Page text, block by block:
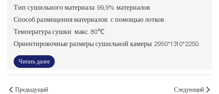
Тип сушильного материала: 99,9% материалов
Способ размещения материалов: с помощью лотков.
Температура сушки: макс. 80℃
Ориентировочные размеры сушильной камеры: 2950*1310*2250
Читать далее
Предыдущий Следующий